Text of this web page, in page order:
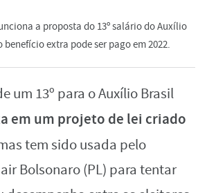
a proposta do 13º salário do Auxílio
benefício extra pode ser pago em 2022.
um 13º para o Auxílio Brasil
em um projeto de lei criado
tem sido usada pelo
Bolsonaro (PL) para tentar